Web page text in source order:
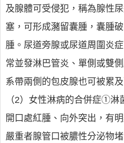
及腺體可受侵犯，稱為腺性
塞，可形成瀦留囊腫，囊腫
腫。尿道旁腺或尿道周圍炎
常並發淋巴管炎、單側或雙
系帶兩側的包皮腺也可被累
（2）女性淋病的合併症①淋
開口處紅腫、向外突出，有
嚴重者腺管口被膿性分泌物